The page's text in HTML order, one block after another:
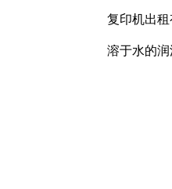
复印机出
溶于水的